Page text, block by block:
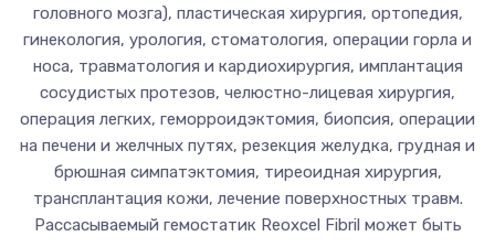
головного мозга), пластическая хирургия, ортопедия,
гинекология, урология, стоматология, операции горла и
носа, травматология и кардиохирургия, имплантация
сосудистых протезов, челюстно-лицевая хирургия,
операция легких, геморроидэктомия, биопсия, операции
на печени и желчных путях, резекция желудка, грудная и
брюшная симпатэктомия, тиреоидная хирургия,
трансплантация кожи, лечение поверхностных травм.
Рассасываемый гемостатик Reoxcel Fibril может быть